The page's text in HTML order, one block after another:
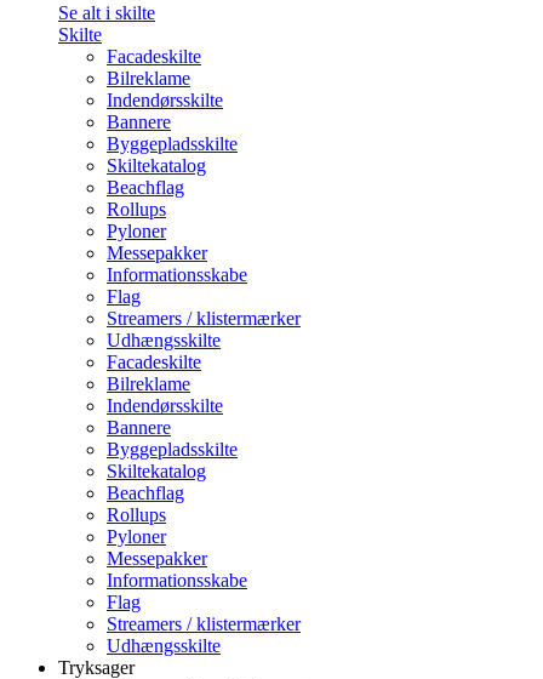
Se alt i skilte
Skilte
Facadeskilte
Bilreklame
Indendørsskilte
Bannere
Byggepladsskilte
Skiltekatalog
Beachflag
Rollups
Pyloner
Messepakker
Informationsskabe
Flag
Streamers / klistermærker
Udhængsskilte
Facadeskilte
Bilreklame
Indendørsskilte
Bannere
Byggepladsskilte
Skiltekatalog
Beachflag
Rollups
Pyloner
Messepakker
Informationsskabe
Flag
Streamers / klistermærker
Udhængsskilte
Tryksager